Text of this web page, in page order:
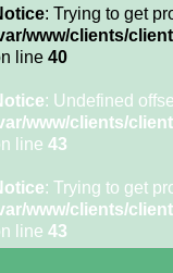
: Trying to get
www/clients/
line 40
: Undefined
www/clients/
line 43
: Trying to get
www/clients/
line 43